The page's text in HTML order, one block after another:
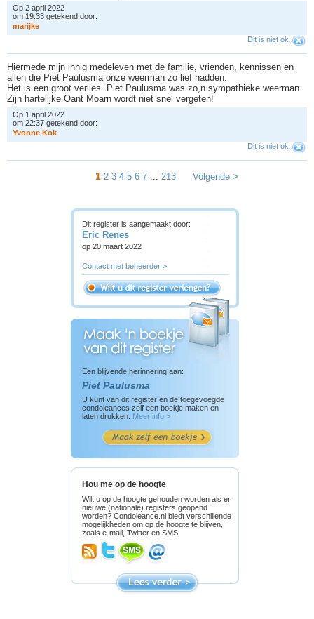
Op 2 april 2022
om 19:33 getekend door:
marijke
Dit is niet ok
Hiermede mijn innig medeleven met de familie, vrienden, kennissen en
allen die Piet Paulusma onze weerman zo lief hadden.
Het is een groot verlies. Piet Paulusma was zo,n sympathieke weerman.
Zijn hartelijke Oant Moarn wordt niet snel vergeten!
Op 1 april 2022
om 22:37 getekend door:
Yvonne Kok
Dit is niet ok
1 2 3 4 5 6 7 213 Volgende >
Dit register is aangemaakt door:
Eric Renes
op 20 maart 2022
Contact met beheerder >
Een blijvende herinnering aan:
Piet Paulusma
U kunt van dit register en de toegevoegde
condoleances zelf een boekje maken en
laten drukken. Meer info >
Hou me op de hoogte
Wilt u op de hoogte gehouden worden als er
nieuwe (nationale) registers geopend
worden? Condoleance.nl biedt verschillende
mogelijkheden om op de hoogte te blijven,
zoals e-mail, Twitter en SMS.